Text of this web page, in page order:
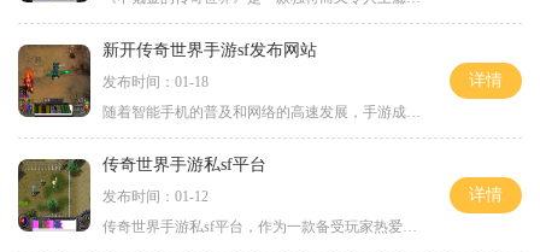
新开传奇世界手游sf发布网站
发布时间：01-18
详情
传奇世界手游私sf平台
发布时间：01-12
详情